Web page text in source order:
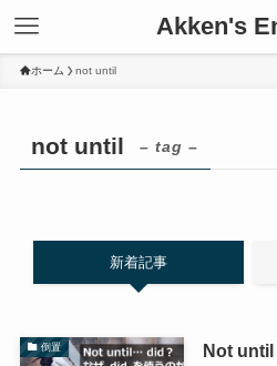
Akken's
ホーム not until
not until – tag –
新着記事
倒置
Not until